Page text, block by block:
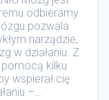
odbieramy
pozwala
narządzie,
w działaniu. Z
kilku
wspierał cię
–…